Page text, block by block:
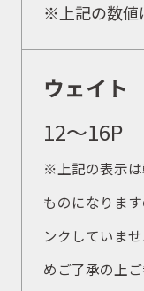
取扱商品
※上記の数値
ウェイト
12〜16P
※上記の表示は
ものになりま
ンクしていま
めご了承の上